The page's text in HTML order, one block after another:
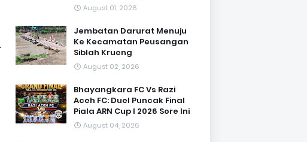
August 01, 2026
Jembatan Darurat Menuju
Ke Kecamatan Peusangan
Siblah Krueng
August 02, 2026
Bhayangkara FC Vs Razi
Aceh FC: Duel Puncak Final
Piala ARN Cup I 2026 Sore Ini
August 04, 2026